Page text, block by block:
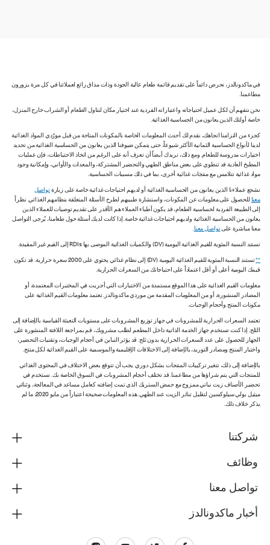
في ماكدونالدز، نحرص دائماً على تقديم قائمة طعام عالية الجودة وذات مذاق رائع لعملائنا في كل مرة يزورون
مطاعمنا.
نحن نتفهم أن لكل عميل احتياجاته واعتباراته الفردية عند اختيار مكان لتناول الطعام أو الشراب خارج المنزل،
خاصة أولئك الذين يعانون من الحساسية الغذائية.
كجزء من التزامنا اتجاهك، نقدم لك أحدث المعلومات الخاصة بالمكونات المتاحة من قبل مورّدي المواد الغذائية
لدينا لأنواع الحساسية الثمانية الأكثر شيوعاً، حتى يتمكن ضيوفنا الذين يعانون من الحساسية الغذائية من تحديد
اختيارات مدروسة للطعام. ومع ذلك، نريدك أيضاً أن تعرف أنه على الرغم من اتخاذ الاحتياطات، فإن عمليات
المطبخ العادية قد تنطوي على بعض مناطق الطهي والتحضير المشتركة، والمعدات والأواني، وإمكانية وجود
مواد غذائية تتلامس مع منتجات غذائية أخرى، بما في ذلك مسببات الحساسية.
نشجع عملاءنا الذين يعانون من الحساسية الغذائية أو لديهم احتياجات غذائية خاصة على زيارةتواصل
معنا للحصول على معلومات عن المكونات، واستشارة طبيبهم لطرح الأسئلة المتعلقة بنظامهم الغذائي. نظراً
إلى الطبيعة الفردية لحساسية الطعام، قد يكون أطباء العملاء هم الأقدر على تقديم توصيات للعملاء الذين
يعانون من الحساسية الغذائية ولديهم احتياجات غذائية خاصة. إذا كانت لديك أسئلة حول طعامنا، يُرجى التواصل
معنا مباشرة علىتواصل معنا.
تستند النسبة المئوية للقيم الغذائية اليومية (DV) والكميات الغذائية الموصى بها RDIs إلى القيم غير المقيدة.
**
تستند النسبة المئوية للقيم الغذائية اليومية (DV) إلى نظام غذائي يحتوي على 2000 سعرة حرارية. قد تكون
قيمك اليومية أعلى أو أقل اعتماداً على احتياجاتك من السعرات الحرارية.
معلومات القيم الغذائية على هذا الموقع مستمدة من الاختبارات التي أجريت في المختبرات المعتمدة، أو
المصادر المنشورة، أو من المعلومات المقدمة من موردي ماكدونالدز. تعتمد معلومات القيم الغذائية على
مكونات المنتج وأحجام الوجبات.
تعتمد السعرات الحرارية للمشروبات في جهاز توزيع المشروبات على مستويات التعبئة القياسية بالإضافة إلى
الثلج. إذا كنت تستخدم جهاز الخدمة الذاتية داخل المطعم لطلب مشروبك، قم بمراجعة اللافتة المنشورة على
الجهاز للحصول على عدد السعرات الحرارية بدون ثلج. قد يؤثر التباين في أحجام الوجبات، وتقنيات التحضير،
واختبار المنتج ومصادر التوريد، بالإضافة إلى الاختلافات الإقليمية والموسمية على القيم الغذائية لكل منتج.
بالإضافة إلى ذلك، تتغير تركيبات المنتجات بشكل دوري. يجب أن تتوقع بعض الاختلاف في المحتوى الغذائي
للمنتجات التي يتم شراؤها من مطاعمنا. قد تختلف أحجام المشروبات في السوق الخاصة بك. نستخدم في
تحضير الأصناف زيت نباتي ممزوج مع حمض الستريك الذي تمت إضافته كعامل مساعد في المعالجة، وثنائي
ميثيل بولي سيلوكسين لتقليل تناثر الزيت عند الطهي. هذه المعلومات صحيحة اعتباراً من مايو 2020، ما لم
يذكر خلاف ذلك.
شركتنا
وظائف
تواصل معنا
أخبار ماكدونالدز